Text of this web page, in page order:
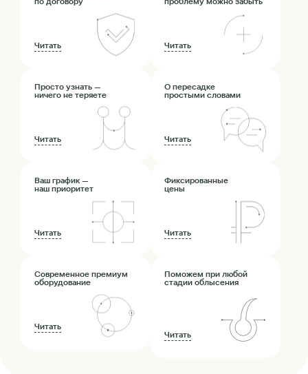
Читать Читать
Просто узнать —
ничего не теряете
Читать
О пересадке
простыми словами
Читать
Ваш график —
наш приоритет
Читать
Фиксированные
цены
Читать
Современное премиум
оборудование
Читать
Поможем при любой
стадии облысения
Читать